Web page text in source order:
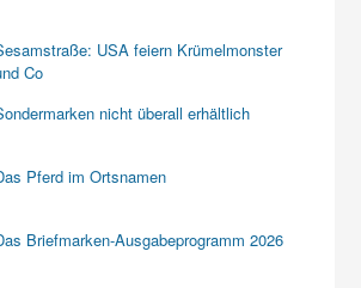
USA feiern Krümelmonster
Co
nicht überall erhältlich
Pferd im Ortsnamen
Briefmarken-Ausgabeprogramm 2026